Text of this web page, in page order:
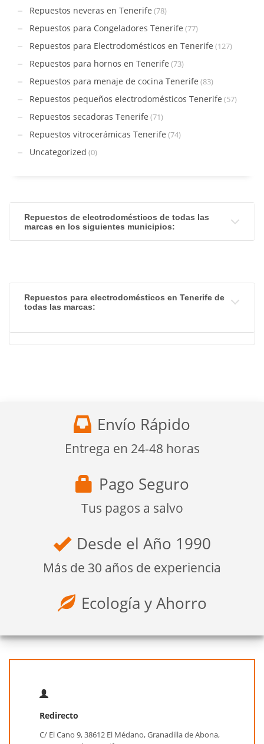
Repuestos neveras en Tenerife (78)
Repuestos para Congeladores Tenerife (77)
Repuestos para Electrodomésticos en Tenerife (127)
Repuestos para hornos en Tenerife (73)
Repuestos para menaje de cocina Tenerife (83)
Repuestos pequeños electrodomésticos Tenerife (57)
Repuestos secadoras Tenerife (71)
Repuestos vitrocerámicas Tenerife (74)
Uncategorized (0)
Repuestos de electrodomésticos de todas las
marcas en los siguientes municipios:
Repuestos para electrodomésticos en Tenerife de
todas las marcas:
Envío Rápido
Entrega en 24-48 horas
Pago Seguro
Tus pagos a salvo
Desde el Año 1990
Más de 30 años de experiencia
Ecología y Ahorro
Redirecto
C/ El Cano 9, 38612 El Médano, Granadilla de Abona,